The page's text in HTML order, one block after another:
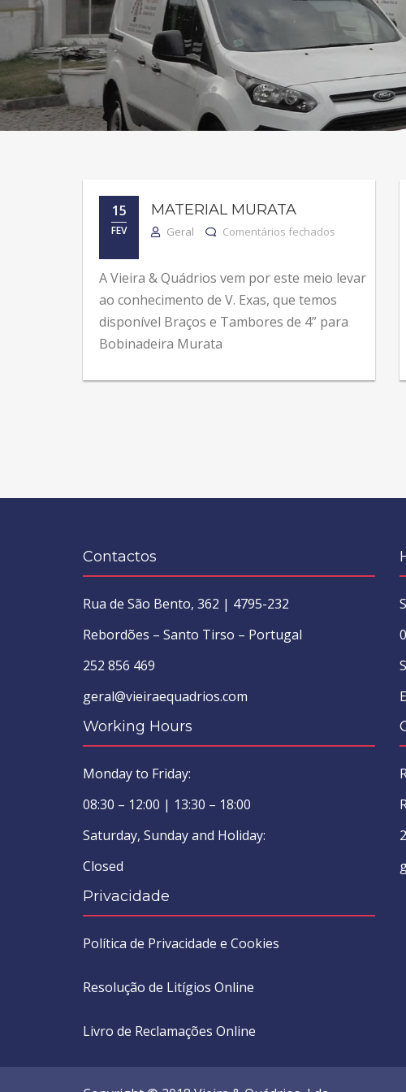
15
FEV
MATERIAL MURATA
Geral Comentários fechados em Material
A Vieira & Quádrios vem por este meio levar
ao conhecimento de V. Exas, que temos
disponível Braços e Tambores de 4” para
Bobinadeira Murata
Contactos
Rua de São Bento, 362 | 4795-232
Rebordões – Santo Tirso – Portugal
252 856 469
geral@vieiraequadrios.com
Working Hours
Monday to Friday:
08:30 – 12:00 | 13:30 – 18:00
Saturday, Sunday and Holiday:
Closed
Privacidade
Política de Privacidade e Cookies
Resolução de Litígios Online
Livro de Reclamações Online